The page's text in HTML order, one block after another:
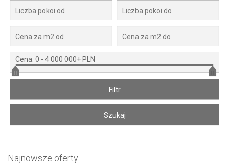
Cena: 0 - 4 000 000+ PLN
Najnowsze oferty